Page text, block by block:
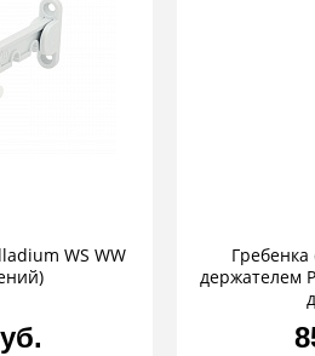
WS WW
держателем